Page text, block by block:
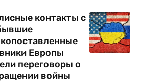
контакты с
Европы
переговоры о
войны